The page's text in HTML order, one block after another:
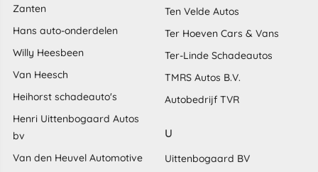
Zanten
Hans auto-onderdelen
Willy Heesbeen
Van Heesch
Heihorst schadeauto's
Henri Uittenbogaard Autos
bv
Van den Heuvel Automotive
Ten Velde Autos
Ter Hoeven Cars & Vans
Ter-Linde Schadeautos
TMRS Autos B.V.
Autobedrijf TVR
U
Uittenbogaard BV